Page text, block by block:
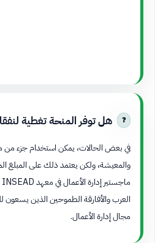
هل توفر المنحة تغطية
في بعض الحالات، يمكن استخدام جزء من
والمعيشة، ولكن يعتمد ذلك على المبلغ
العرب والأفارقة الطموحين الذين يسعون
مجال إدارة الأعمال.